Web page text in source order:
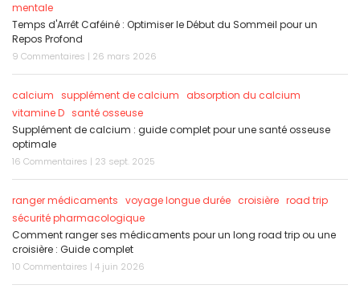
mentale
Temps d'Arrêt Caféiné : Optimiser le Début du Sommeil pour un
Repos Profond
9 Commentaires | 26 mars 2026
calcium supplément de calcium
absorption du calcium
vitamine D santé osseuse
Supplément de calcium : guide complet pour une santé osseuse
optimale
16 Commentaires | 23 sept. 2025
ranger médicaments voyage longue durée croisière road trip
sécurité pharmacologique
Comment ranger ses médicaments pour un long road trip ou une
croisière : Guide complet
10 Commentaires | 4 juin 2026